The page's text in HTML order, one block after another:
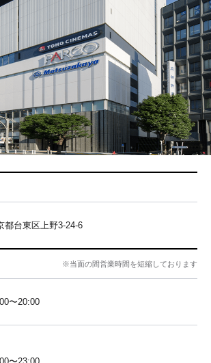
都台東区上野3-24-6
※当面の間営業時間を短縮しております
〜20:00